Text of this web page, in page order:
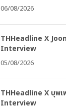
06/08/2026
THHeadline X
Interview
05/08/2026
THHeadline X บุพ
Interview